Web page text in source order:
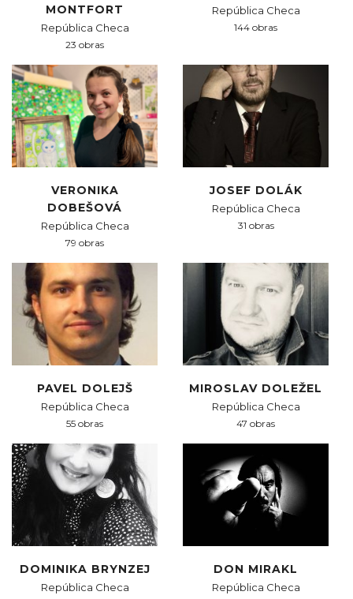
MONTFORT
República Checa
23 obras
República Checa
144 obras
VERONIKA
DOBEŠOVÁ
República Checa
79 obras
JOSEF DOLÁK
República Checa
31 obras
PAVEL DOLEJŠ
República Checa
55 obras
MIROSLAV DOLEŽEL
República Checa
47 obras
DOMINIKA BRYNZEJ
República Checa
DON MIRAKL
República Checa